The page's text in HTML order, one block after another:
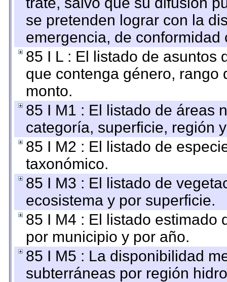
se pretenden lograr con la
emergencia, de
85 I L : El listado de asuntos
que contenga género, rango
monto.
85 I M1 : El listado de áreas
categoría, superficie, región
85 I M2 : El listado de
taxonómico.
85 I M3 : El listado de
ecosistema y por superficie.
85 I M4 : El listado estimado
por municipio y por año.
85 I M5 : La disponibilidad
subterráneas por región